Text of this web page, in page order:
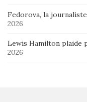
Fedorova, la
2026
Lewis Hamilton plaide
2026